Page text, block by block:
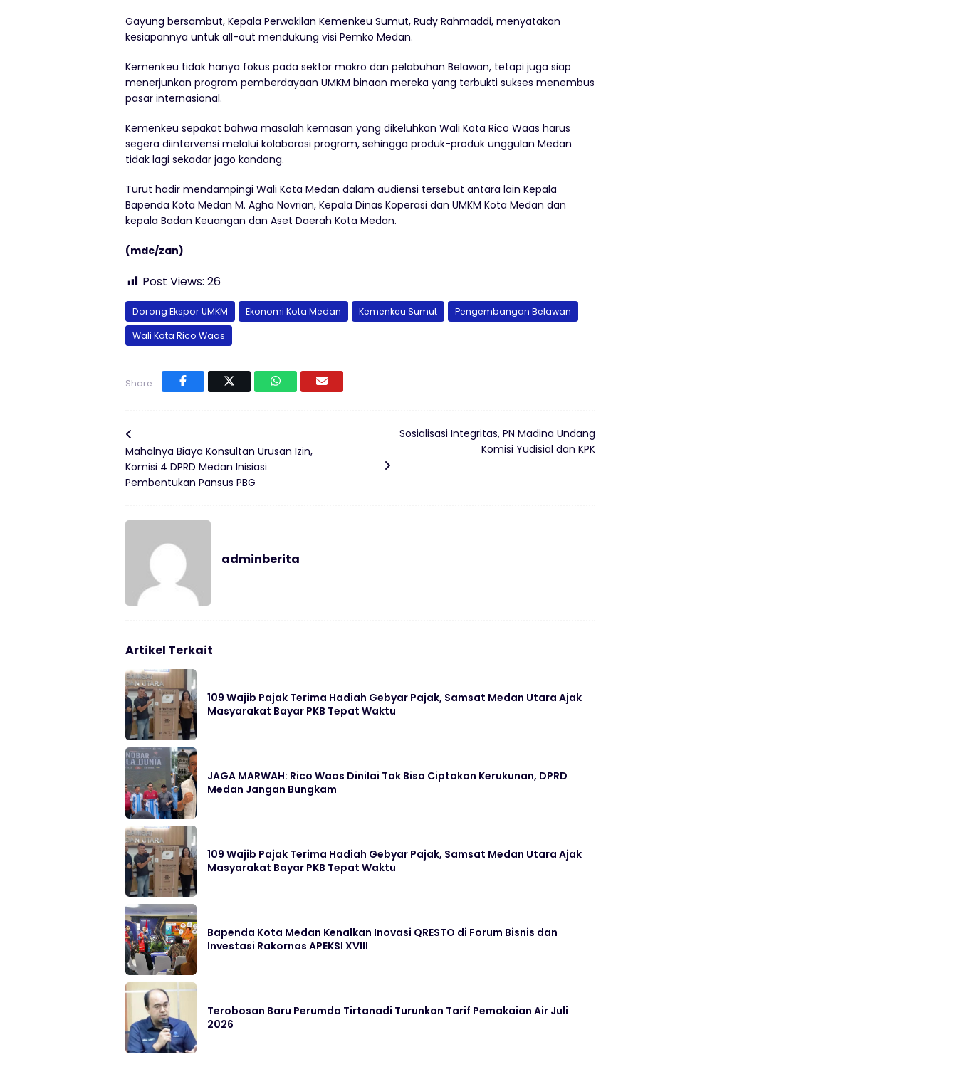
Gayung bersambut, Kepala Perwakilan Kemenkeu Sumut, Rudy Rahmaddi, menyatakan
kesiapannya untuk all-out mendukung visi Pemko Medan.
Kemenkeu tidak hanya fokus pada sektor makro dan pelabuhan Belawan, tetapi juga siap
menerjunkan program pemberdayaan UMKM binaan mereka yang terbukti sukses menembus
pasar internasional.
Kemenkeu sepakat bahwa masalah kemasan yang dikeluhkan Wali Kota Rico Waas harus
segera diintervensi melalui kolaborasi program, sehingga produk-produk unggulan Medan
tidak lagi sekadar jago kandang.
Turut hadir mendampingi Wali Kota Medan dalam audiensi tersebut antara lain Kepala
Bapenda Kota Medan M. Agha Novrian, Kepala Dinas Koperasi dan UMKM Kota Medan dan
kepala Badan Keuangan dan Aset Daerah Kota Medan.
(mdc/zan)
Post Views: 26
Dorong Ekspor UMKM Ekonomi Kota Medan Kemenkeu Sumut
Pengembangan Belawan
Wali Kota Rico Waas
Share:
Mahalnya Biaya Konsultan Urusan Izin,
Komisi 4 DPRD Medan Inisiasi
Pembentukan Pansus PBG
Sosialisasi Integritas, PN Madina Undang
Komisi Yudisial dan KPK
adminberita
Artikel Terkait
109 Wajib Pajak Terima Hadiah Gebyar Pajak, Samsat Medan Utara Ajak
Masyarakat Bayar PKB Tepat Waktu
JAGA MARWAH: Rico Waas Dinilai Tak Bisa Ciptakan Kerukunan, DPRD
Medan Jangan Bungkam
109 Wajib Pajak Terima Hadiah Gebyar Pajak, Samsat Medan Utara Ajak
Masyarakat Bayar PKB Tepat Waktu
Bapenda Kota Medan Kenalkan Inovasi QRESTO di Forum Bisnis dan
Investasi Rakornas APEKSI XVIII
Terobosan Baru Perumda Tirtanadi Turunkan Tarif Pemakaian Air Juli
2026